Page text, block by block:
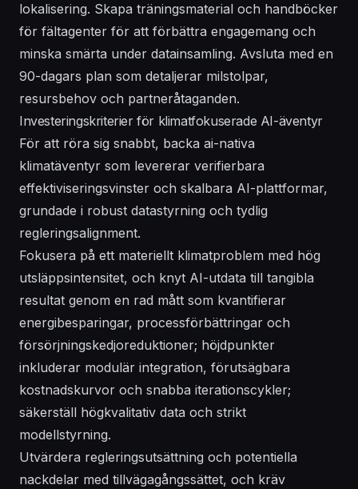
lokalisering. Skapa träningsmaterial och handböcker
för fältagenter för att förbättra engagemang och
minska smärta under datainsamling. Avsluta med en
90-dagars plan som detaljerar milstolpar,
resursbehov och partneråtaganden.
Investeringskriterier för klimatfokuserade AI-äventyr
För att röra sig snabbt, backa ai-nativa
klimatäventyr som levererar verifierbara
effektiviseringsvinster och skalbara AI-plattformar,
grundade i robust datastyrning och tydlig
regleringsalignment.
Fokusera på ett materiellt klimatproblem med hög
utsläppsintensitet, och knyt AI-utdata till tangibla
resultat genom en rad mått som kvantifierar
energibesparingar, processförbättringar och
försörjningskedjoreduktioner; höjdpunkter
inkluderar modulär integration, förutsägbara
kostnadskurvor och snabba iterationscykler;
säkerställ högkvalitativ data och strikt
modellstyrning.
Utvärdera regleringsutsättning och potentiella
nackdelar med tillvägagångssättet, och kräv